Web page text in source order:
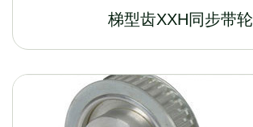
梯型齿XXH同步带轮